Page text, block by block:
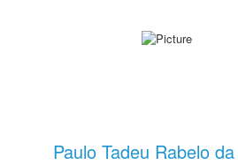
Paulo Tadeu Rabelo